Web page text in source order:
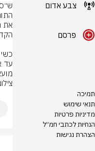
צבע אדום
פרסם
תמיכה
תנאי שימוש
מדיניות פרטיות
הנחיות לכתבי חמ״ל
הצהרת נגישות